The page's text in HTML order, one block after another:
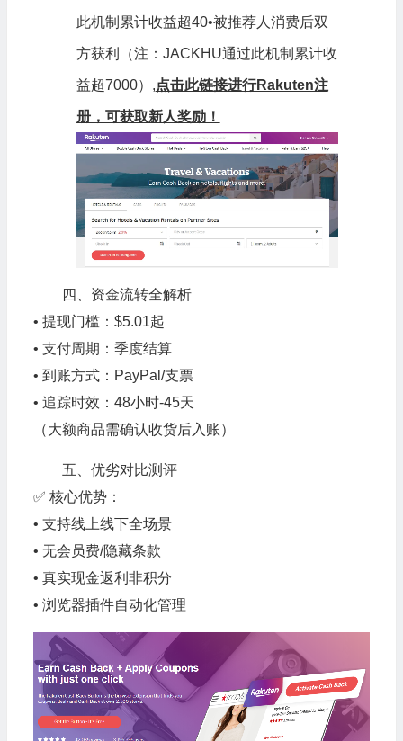
此机制累计收益超40•被推荐人消费后双
方获利（注： JACKH U通过此机制累计收
益超7000）,点击此链接进行Rakuten注
册，可获取新人奖励！
四、资金流转全解析
• 提现门槛：$5.01起
• 支付周期：季度结算
• 到账方式：PayPal/支票
• 追踪时效：48小时-45天
（大额商品需确认收货后入账）
五、优劣对比测评
✅ 核心优势：
• 支持线上线下全场景
• 无会员费/隐藏条款
• 真实现金返利非积分
• 浏览器插件自动化管理